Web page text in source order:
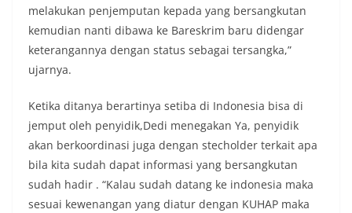
melakukan penjemputan kepada yang bersangkutan
kemudian nanti dibawa ke Bareskrim baru didengar
keterangannya dengan status sebagai tersangka,”
ujarnya.
Ketika ditanya berartinya setiba di Indonesia bisa di
jemput oleh penyidik,Dedi menegakan Ya, penyidik
akan berkoordinasi juga dengan stecholder terkait apa
bila kita sudah dapat informasi yang bersangkutan
sudah hadir . “Kalau sudah datang ke indonesia maka
sesuai kewenangan yang diatur dengan KUHAP maka